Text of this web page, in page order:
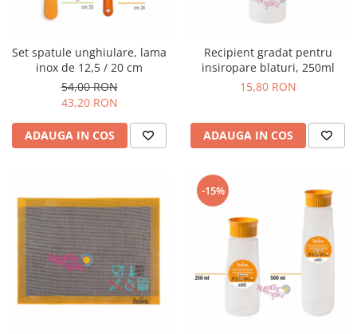
Set spatule unghiulare, lama
inox de 12,5 / 20 cm
54,00 RON
43,20 RON
ADAUGA IN COS
Recipient gradat pentru
insiropare blaturi, 250ml
15,80 RON
ADAUGA IN COS
-15%